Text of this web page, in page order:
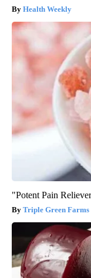
Health Weekly
"Potent Pain
Triple Green Farms